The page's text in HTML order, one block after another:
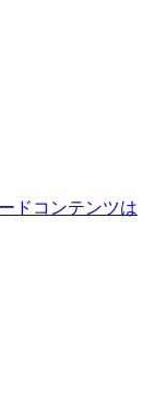
ドコンテンツは